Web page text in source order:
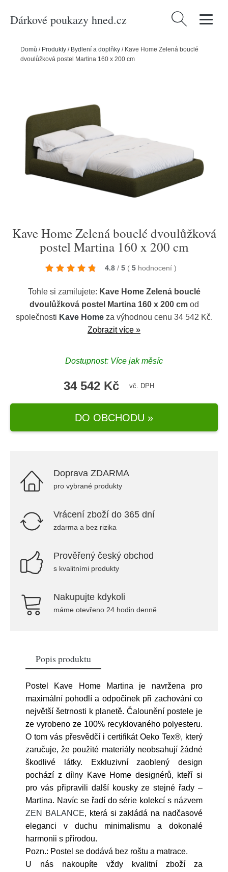
Dárkové poukazy hned.cz Vyhledávání
Domů / Produkty / Bydlení a doplňky / Kave Home Zelená bouclé
dvoulůžková postel Martina 160 x 200 cm
Kave Home Zelená bouclé dvoulůžková
postel Martina 160 x 200 cm
4.8 / 5 ( 5 hodnocení )
Tohle si zamilujete: Kave Home Zelená bouclé
dvoulůžková postel Martina 160 x 200 cmod
společnosti Kave Homeza výhodnou cenu 34 542 Kč.
Zobrazit více »
Dostupnost: Více jak měsíc
34 542 Kč vč. DPH
DO OBCHODU »
Doprava ZDARMA
pro vybrané produkty
Vrácení zboží do 365 dní
zdarma a bez rizika
Prověřený český obchod
s kvalitními produkty
Nakupujte kdykoli
máme otevřeno 24 hodin denně
Popis produktu
Postel Kave Home Martina je navržena pro
maximální pohodlí a odpočinek při zachování co
největší šetrnosti k planetě. Čalounění postele je
ze vyrobeno ze 100% recyklovaného polyesteru.
O tom vás přesvědčí i certifikát Oeko Tex®, který
zaručuje, že použité materiály neobsahují žádné
škodlivé látky. Exkluzivní zaoblený design
pochází z dílny Kave Home designérů, kteří si
pro vás připravili další kousky ze stejné řady –
Martina. Navíc se řadí do série kolekcí s názvem
ZEN BALANCE, která si zakládá na nadčasové
eleganci v duchu minimalismu a dokonalé
harmonii s přírodou.
Pozn.: Postel se dodává bez roštu a matrace.
U nás nakoupíte vždy kvalitní zboží za